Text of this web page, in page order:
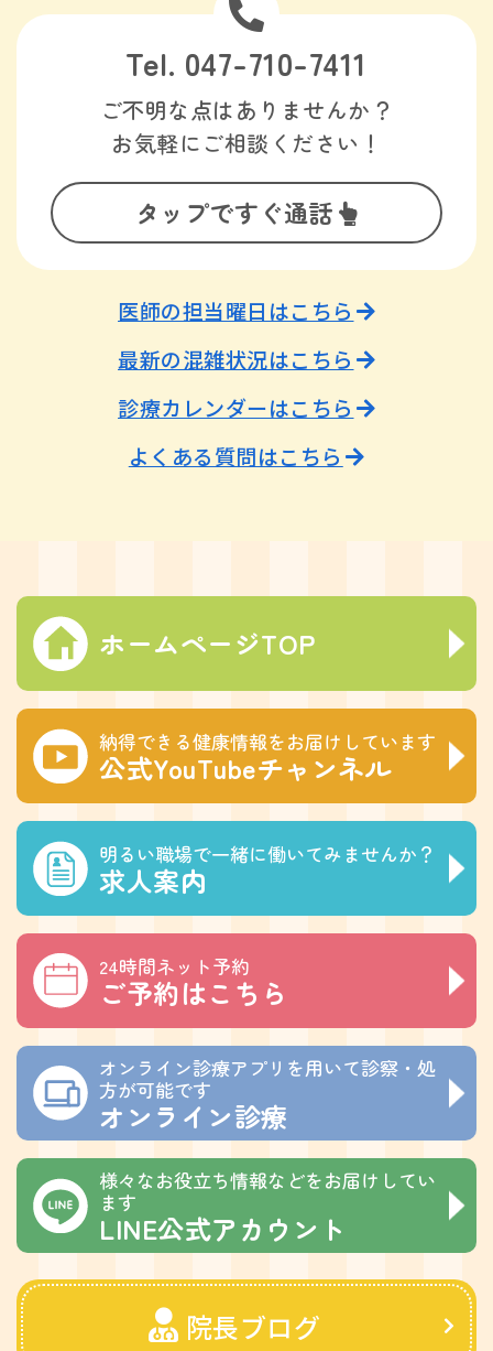
Tel. 047-710-7411
ご不明な点はありませんか？
お気軽にご相談ください！
タップですぐ通話
医師の担当曜日はこちら
最新の混雑状況はこちら
診療カレンダーはこちら
よくある質問はこちら
ホームページTOP
納得できる健康情報をお届けしています
公式YouTubeチャンネル
明るい職場で一緒に働いてみませんか？
求人案内
24時間ネット予約
ご予約はこちら
オンライン診療アプリを用いて診察・処
方が可能です
オンライン診療
様々なお役立ち情報などをお届けしてい
ます
LINE公式アカウント
院長ブログ